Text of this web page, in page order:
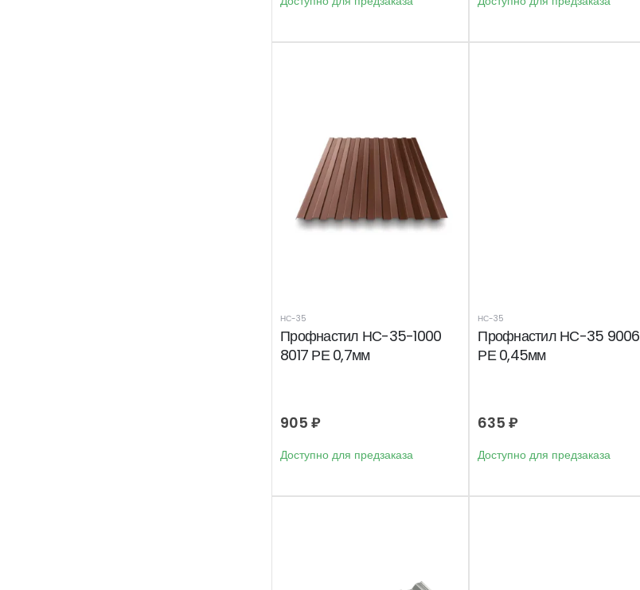
НС-35
Профнастил НС-35-1000
8017 РЕ 0,7мм
905 ₽
Доступно для предзаказа
НС-35
Профнастил НС-35 9006
РЕ 0,45мм
635₽
Доступно для предзаказа